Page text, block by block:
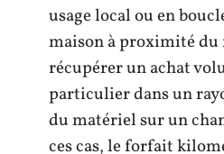
usage local ou en
maison à proximité du
récupérer un achat
particulier dans un
du matériel sur un
ces cas, le forfait